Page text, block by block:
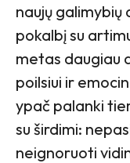
naujų galimybių
pokalbį su
metas daugiau
poilsiui ir
ypač palanki
su širdimi:
neignoruoti